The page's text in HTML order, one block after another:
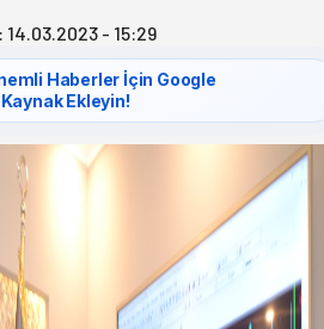
14.03.2023 - 15:29
Haberler İçin Google
Ekleyin!